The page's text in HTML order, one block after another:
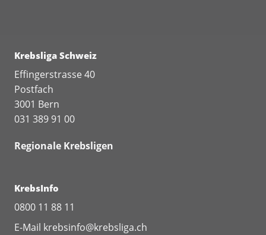
Krebsliga Schweiz
Effingerstrasse 40
Postfach
3001 Bern
031 389 91 00
Regionale Krebsligen
KrebsInfo
0800 11 88 11
E-Mail krebsinfo@krebsliga.ch